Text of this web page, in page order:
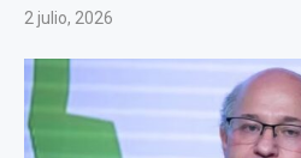
2 julio, 2026